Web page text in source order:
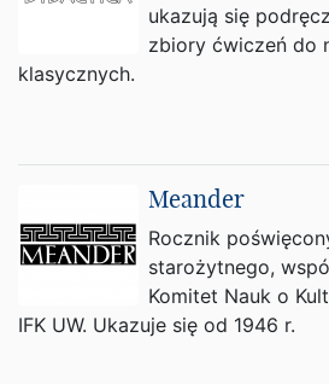
ukazują się
zbiory ćwiczeń do
klasycznych.
Meander
Rocznik
starożytnego,
Komitet Nauk o
IFK UW. Ukazuje się od 1946 r.